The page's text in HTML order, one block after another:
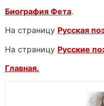
Биография Фета.
На страницу Русская
На страницу Русские
Главная.